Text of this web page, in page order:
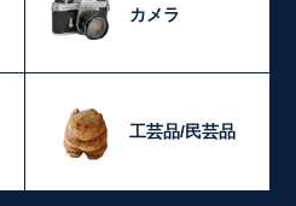
カメラ
工芸品/民芸品